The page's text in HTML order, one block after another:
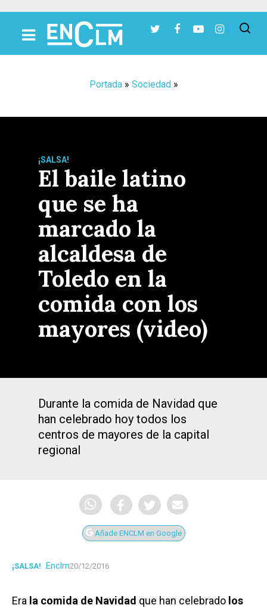
Portada» Sociedad»
¡SALSA!
El baile latino
que se ha
marcado la
alcaldesa de
Toledo en la
comida con los
mayores (video)
Durante la comida de Navidad que
han celebrado hoy todos los
centros de mayores de la capital
regional
Añade ENCLM en Google
¡SALSA! Enclm20/12/2016
Era la comida de Navidad que han celebrado los